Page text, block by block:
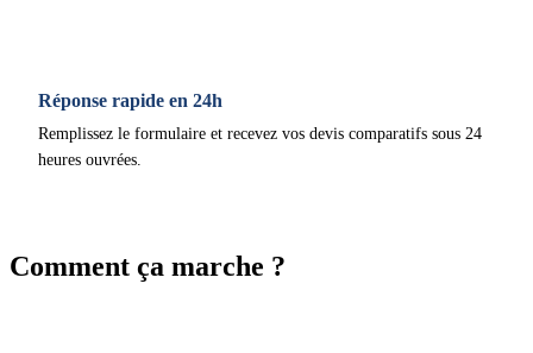
Réponse rapide en 24h
Remplissez le formulaire et recevez vos devis comparatifs sous 24
heures ouvrées.
Comment ça marche ?